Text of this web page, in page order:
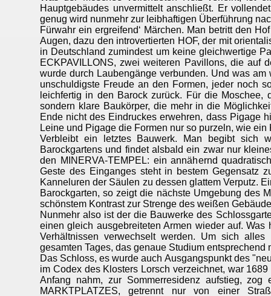
Hauptgebäudes unvermittelt anschließt. Er
genug wird nunmehr zur leibhaftigen Überführung
Fürwahr ein ergreifend‘ Märchen. Man betritt den
Augen, dazu den introvertierten HOF, der mit
in Deutschland zumindest um keine gleichwertige
ECKPAVILLONS, zwei weiteren Pavillons, die auf
wurde durch Laubengänge verbunden. Und was
unschuldigste Freude an den Formen, jeder noch
leichfertig in den Barock zurück. Für die
sondern klare Baukörper, die mehr in die
Ende nicht des Eindruckes erwehren, dass Pigage
Leine und Pigage die Formen nur so purzeln, wie
Verbleibt ein letztes Bauwerk. Man begibt sich
Barockgartens und findet alsbald ein zwar nur
den MINERVA-TEMPEL: ein annähernd
Geste des Einganges steht in bestem Gegensatz
Kanneluren der Säulen zu dessen glattem Verputz.
Barockgarten, so zeigt die nächste Umgebung des
schönstem Kontrast zur Strenge des weißen
Nunmehr also ist der die Bauwerke des
einen gleich ausgebreiteten Armen wieder auf.
Verhältnissen verwechselt werden. Um sich
gesamten Tages, das genaue Studium entsprechend
Das Schloss, es wurde auch Ausgangspunkt des
im Codex des Klosters Lorsch verzeichnet, war
Anfang nahm, zur Sommerresidenz aufstieg,
MARKTPLATZES, getrennt nur von einer